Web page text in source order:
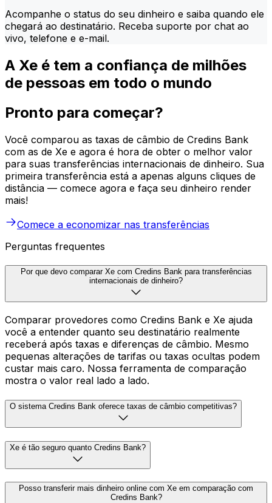
Acompanhe o status do seu dinheiro e saiba quando ele
chegará ao destinatário. Receba suporte por chat ao
vivo, telefone e e-mail.
A Xe é tem a confiança de milhões
de pessoas em todo o mundo
Pronto para começar?
Você comparou as taxas de câmbio de Credins Bank
com as de Xe e agora é hora de obter o melhor valor
para suas transferências internacionais de dinheiro. Sua
primeira transferência está a apenas alguns cliques de
distância — comece agora e faça seu dinheiro render
mais!
Comece a economizar nas transferências
Perguntas frequentes
Por que devo comparar Xe com Credins Bank para transferências
internacionais de dinheiro?
Comparar provedores como Credins Bank e Xe ajuda
você a entender quanto seu destinatário realmente
receberá após taxas e diferenças de câmbio. Mesmo
pequenas alterações de tarifas ou taxas ocultas podem
custar mais caro. Nossa ferramenta de comparação
mostra o valor real lado a lado.
O sistema Credins Bank oferece taxas de câmbio competitivas?
Xe é tão seguro quanto Credins Bank?
Posso transferir mais dinheiro online com Xe em comparação com
Credins Bank?